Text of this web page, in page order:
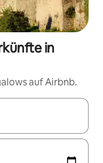
in
auf Airbnb.
mit den